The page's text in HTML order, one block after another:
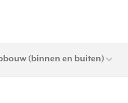
(binnen en buiten)